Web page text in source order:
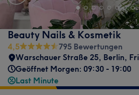
Beauty Nails & Kosmetik
4,5
795 Bewertungen
Warschauer Straße 25, Berlin,
Geöffnet Morgen: 09:30 - 19:00
Last Minute